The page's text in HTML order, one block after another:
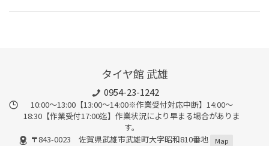
タイヤ館 武雄
0954-23-1242
10:00～13:00【13:00～14:00※作業受付対応中断】14:00～
18:30【作業受付17:00迄】作業状況により早まる場合がありま
す。
〒843-0023 佐賀県武雄市武雄町大字昭和810番地
Map